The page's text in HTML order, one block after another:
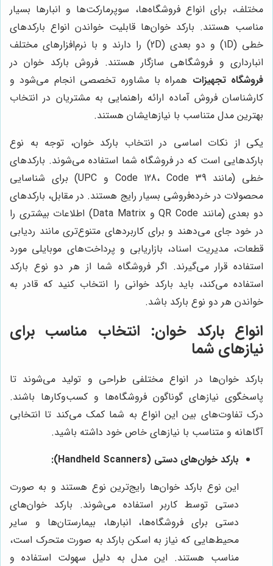
مختلف، برای انواع فروشگاه‌ها، سوپرمارکت‌ها و انبارها بسیار
مناسب هستند. بارکد خوان‌ها قابلیت خواندن انواع بارکدهای
خطی (1D) و دو بعدی (2D) را دارند و با نرم‌افزارهای مختلف
انبارداری و فروشگاهی سازگار هستند. فروش بارکد خوان در
فروشگاه تجهیزات همراه با مشاوره تخصصی انجام می‌شود و
کارشناسان فروش آماده ارائه راهنمایی به مشتریان در انتخاب
بهترین مدل متناسب با نیازهایشان هستند.
یکی از نکات اساسی در انتخاب بارکد خوان، توجه به نوع
بارکدهایی است که در فروشگاه شما استفاده می‌شوند. بارکدهای
خطی (مانند Code 128، Code 39 و UPC) برای شناسایی
محصولات در خرده‌فروشی بسیار رایج هستند. در مقابل، بارکدهای
دو بعدی (مانند QR Code و Data Matrix) اطلاعات بیشتری را
در خود جای می‌دهند و برای کاربردهای متنوع‌تری مانند ردیابی
قطعات، مدیریت اسناد، بازاریابی و پرداخت‌های موبایلی مورد
استفاده قرار می‌گیرند. اگر فروشگاه شما از هر دو نوع بارکد
استفاده می‌کند، باید بارکد خوانی را انتخاب کنید که قادر به
خواندن هر دو نوع بارکد باشد.
انواع بارکد خوان: انتخاب مناسب برای
نیازهای شما
بارکد خوان‌ها در انواع مختلفی طراحی و تولید می‌شوند تا
پاسخگوی نیازهای گوناگون فروشگاه‌ها و کسب‌وکارها باشند.
درک تفاوت‌های بین این انواع به شما کمک می‌کند تا انتخابی
آگاهانه و متناسب با نیازهای خاص خود داشته باشید.
بارکد خوان‌های دستی (Handheld Scanners):
این نوع بارکد خوان‌ها رایج‌ترین نوع هستند و به صورت
دستی توسط کاربر استفاده می‌شوند. بارکد خوان‌های
دستی برای فروشگاه‌ها، انبارها، بیمارستان‌ها و سایر
محیط‌هایی که نیاز به اسکن بارکد به صورت متحرک است،
مناسب هستند. این مدل به دلیل سهولت استفاده و